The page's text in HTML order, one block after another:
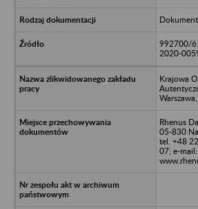
992700/
2020-
Krajowa
Rhenus
05-830
tel. +48
07; e-